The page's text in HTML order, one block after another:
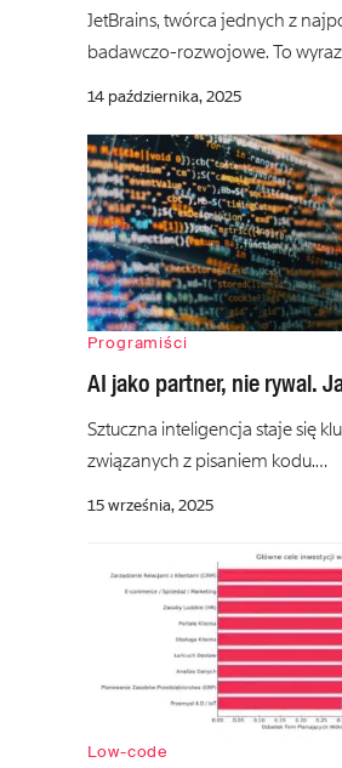
JetBrains, twórca jednych z
badawczo-rozwojowe. To
14 października, 2025
Programiści
AI jako partner, nie rywal.
Sztuczna inteligencja staje się
związanych z pisaniem kodu.…
15 września, 2025
Low-code